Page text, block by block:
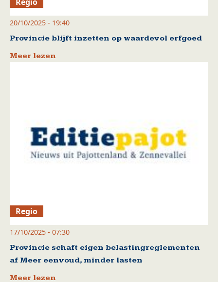
20/10/2025 - 19:40
Provincie blijft inzetten op waardevol erfgoed
Meer lezen
Regio
17/10/2025 - 07:30
Provincie schaft eigen belastingreglementen
af Meer eenvoud, minder lasten
Meer lezen